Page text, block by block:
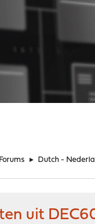
► Dutch -
uit